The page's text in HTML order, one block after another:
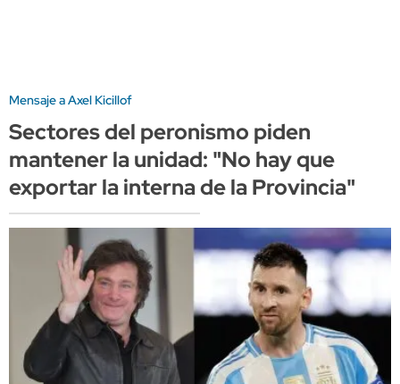
Mensaje a Axel Kicillof
Sectores del peronismo piden
mantener la unidad: "No hay que
exportar la interna de la Provincia"